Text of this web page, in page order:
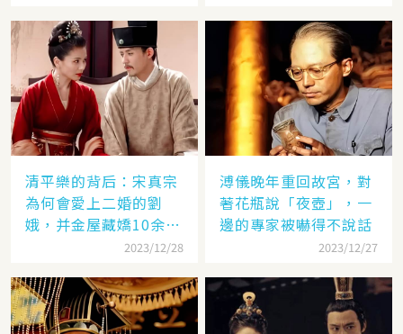
清平樂的背后：宋真宗
為何會愛上二婚的劉
娥，并金屋藏嬌10余
2023/12/28
溥儀晚年重回故宮，對
著花瓶說「夜壺」，一
邊的專家被嚇得不說話
2023/12/27